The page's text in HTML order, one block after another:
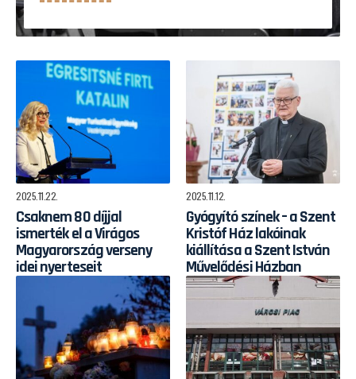
2025.11.22.
​Csaknem 80 díjjal
ismerték el a Virágos
Magyarország verseny
idei nyerteseit
2025.11.12.
Gyógyító színek – a Szent
Kristóf Ház lakóinak
kiállítása a Szent István
Művelődési Házban